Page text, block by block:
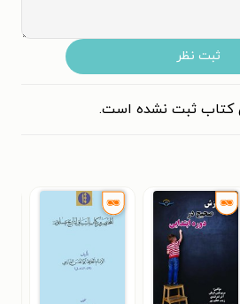
ثبت نظر
کتاب ثبت نشده است.